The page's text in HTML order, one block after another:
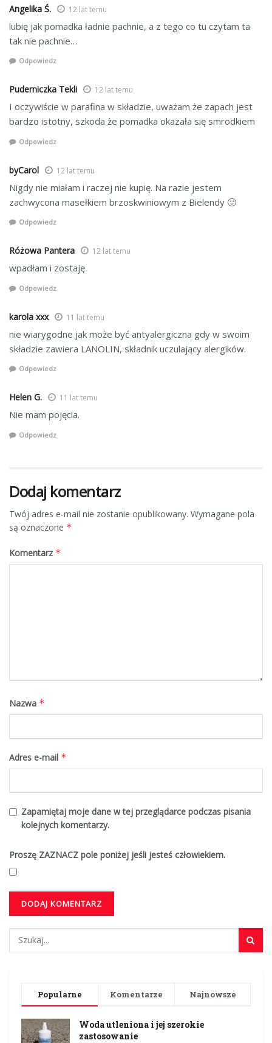
Angelika Ś. 12 lat temu
lubię jak pomadka ładnie pachnie, a z tego co tu czytam ta
tak nie pachnie…
Odpowiedz
Puderniczka Tekli 12 lat temu
I oczywiście w parafina w składzie, uważam że zapach jest
bardzo istotny, szkoda że pomadka okazała się smrodkiem
Odpowiedz
byCarol 12 lat temu
Nigdy nie miałam i raczej nie kupię. Na razie jestem
zachwycona masełkiem brzoskwiniowym z Bielendy 🙂
Odpowiedz
Różowa Pantera 12 lat temu
wpadłam i zostaję
Odpowiedz
karola xxx 11 lat temu
nie wiarygodne jak może być antyalergiczna gdy w swoim
składzie zawiera LANOLIN, składnik uczulający alergików.
Odpowiedz
Helen G. 11 lat temu
Nie mam pojęcia.
Odpowiedz
Dodaj komentarz
Twój adres e-mail nie zostanie opublikowany. Wymagane pola
są oznaczone *
Komentarz *
Nazwa *
Adres e-mail *
Zapamiętaj moje dane w tej przeglądarce podczas pisania
kolejnych komentarzy.
Proszę ZAZNACZ pole poniżej jeśli jesteś człowiekiem.
Popularne Komentarze Najnowsze
Woda utleniona i jej szerokie
zastosowanie